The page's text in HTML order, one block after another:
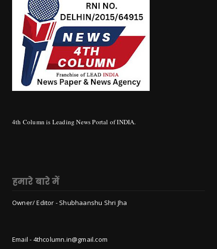
4th Column is Leading News Portal of INDIA.
हमारे बारे में
Owner/ Editor - Shubhaanshu Shri Jha
Email - 4thcolumn.in@gmail.com